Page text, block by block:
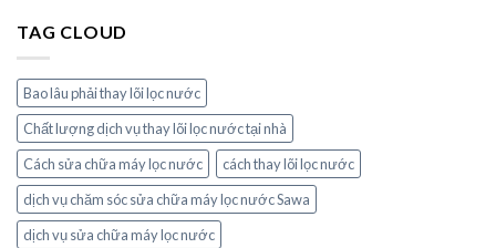
TAG CLOUD
Bao lâu phải thay lõi lọc nước
Chất lượng dịch vụ thay lõi lọc nước tại nhà
Cách sửa chữa máy lọc nước
cách thay lõi lọc nước
dịch vụ chăm sóc sửa chữa máy lọc nước Sawa
dịch vụ sửa chữa máy lọc nước